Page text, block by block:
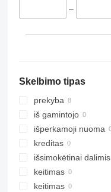
9120
9230
9240
Axial-Flow
CF
STX
STX 450
2058
2064
2066
2254
2256
2264
3040
4040
–
Skelbimo tipas
prekyba
iš gamintojo
išperkamoji nuoma
kreditas
išsimokėtinai dalimis
keitimas
keitimas